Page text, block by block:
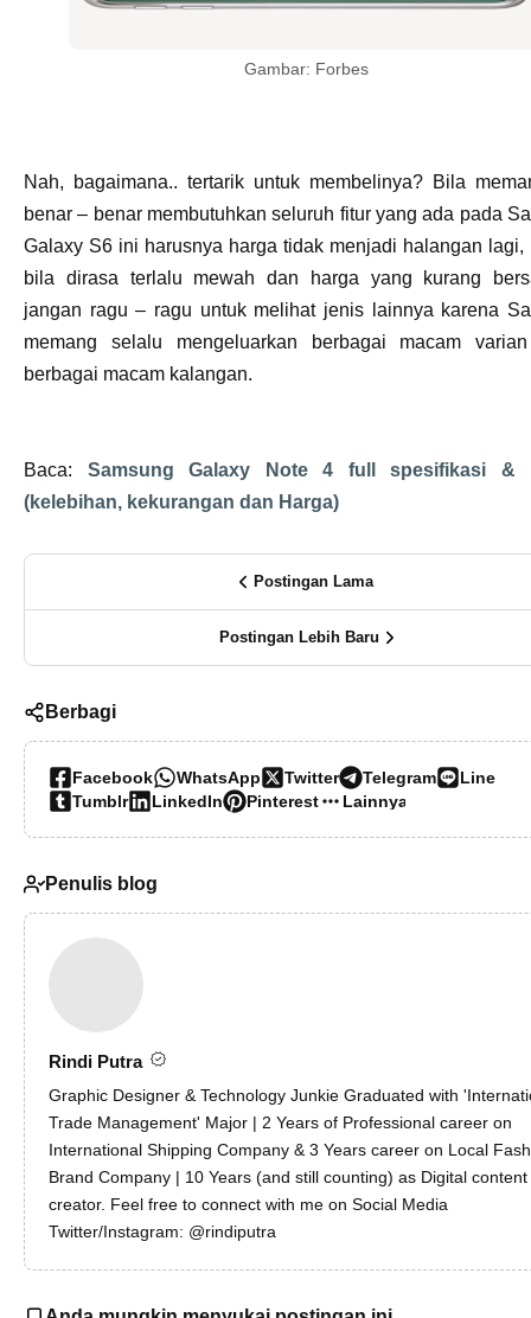
Gambar: Forbes
Nah, bagaimana.. tertarik untuk membelinya? Bila
benar – benar membutuhkan seluruh fitur yang ada pada
Galaxy S6 ini harusnya harga tidak menjadi halangan lagi,
bila dirasa terlalu mewah dan harga yang kurang
jangan ragu – ragu untuk melihat jenis lainnya karena
memang selalu mengeluarkan berbagai macam
berbagai macam kalangan.
Baca: Samsung Galaxy Note 4 full spesifikasi &
(kelebihan, kekurangan dan Harga)
Postingan Lama
Postingan Lebih Baru
Berbagi
Facebook WhatsApp Twitter Telegram
Line
Tumblr
LinkedIn Pinterest Lainnya…
Penulis blog
Rindi Putra
Graphic Designer & Technology Junkie Graduated with
Trade Management' Major | 2 Years of Professional career on
International Shipping Company & 3 Years career on Local
Brand Company | 10 Years (and still counting) as Digital content
creator. Feel free to connect with me on Social Media
Twitter/Instagram: @rindiputra